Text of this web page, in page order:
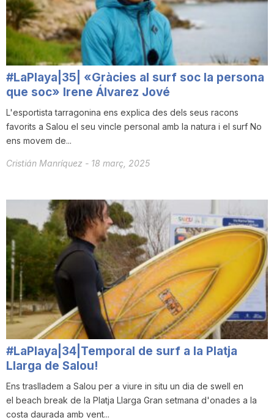
#LaPlaya|35| «Gràcies al surf soc la persona
que soc» Irene Álvarez Jové
L'esportista tarragonina ens explica des dels seus racons
favorits a Salou el seu vincle personal amb la natura i el surf No
ens movem de...
Cristián Manríquez - 18 març, 2025
#LaPlaya|34|Temporal de surf a la Platja
Llarga de Salou!
Ens traslladem a Salou per a viure in situ un dia de swell en
el beach break de la Platja Llarga Gran setmana d'onades a la
costa daurada amb vent...